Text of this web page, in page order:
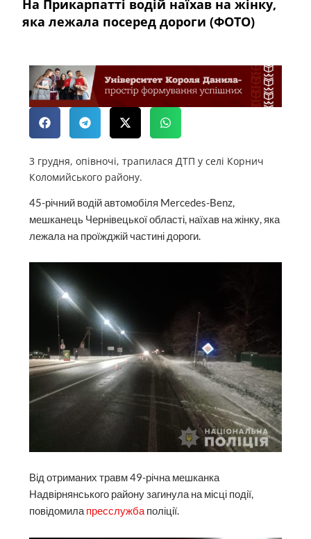
На Прикарпатті водій наїхав на жінку,
яка лежала посеред дороги (ФОТО)
3 грудня, опівночі, трапилася ДТП у селі Корнич
Коломийського району.
45-річний водій автомобіля Mercedes-Benz,
мешканець Чернівецької області, наїхав на жінку, яка
лежала на проїжджій частині дороги.
Від отриманих травм 49-річна мешканка
Надвірнянського району загинула на місці події,
повідомила пресслужба поліції.